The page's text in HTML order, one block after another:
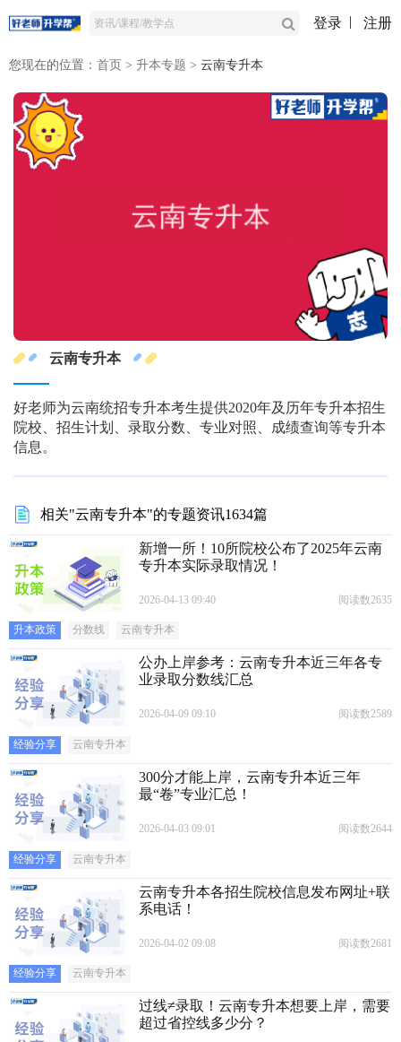
登录 注册
您现在的位置： 首页 > 升本专题 > 云南专升本
云南专升本
好老师为云南统招专升本考生提供2020年及历年专升本招生
院校、招生计划、录取分数、专业对照、成绩查询等专升本
信息。
相关"云南专升本"的专题资讯1634篇
新增一所！10所院校公布了2025年云南
专升本实际录取情况！
2026-04-13 09:40 阅读数2635
升本政策 分数线 云南专升本
公办上岸参考：云南专升本近三年各专
业录取分数线汇总
2026-04-09 09:10 阅读数2589
经验分享 云南专升本
300分才能上岸，云南专升本近三年
最“卷”专业汇总！
2026-04-03 09:01 阅读数2644
经验分享 云南专升本
云南专升本各招生院校信息发布网址+联
系电话！
2026-04-02 09:08 阅读数2681
经验分享 云南专升本
过线≠录取！云南专升本想要上岸，需要
超过省控线多少分？